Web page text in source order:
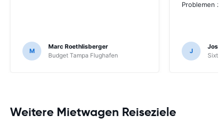
M
Marc Roethlisberger
Budget Tampa Flughafen
Problemen
J
Sixt
Weitere Mietwagen Reiseziele